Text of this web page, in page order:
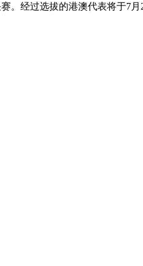
经过选拔的港澳代表将于7月